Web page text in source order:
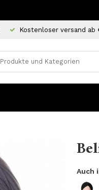
Kostenloser versand ab
Auch